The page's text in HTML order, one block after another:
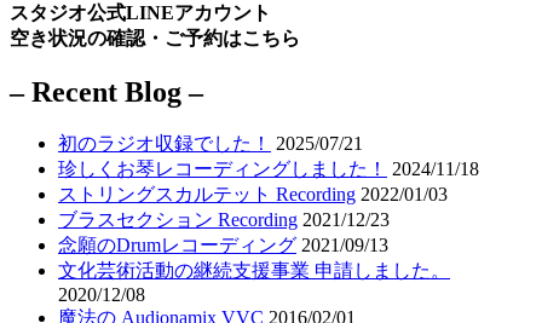
スタジオ公式LINEアカウント
空き状況の確認・ご予約はこちら
– Recent Blog –
初のラジオ収録でした！
2025/07/21
珍しくお琴レコーディングしました！
2024/11/18
ストリングスカルテット Recording 2022/01/03
ブラスセクション Recording 2021/12/23
念願のDrumレコーディング 2021/09/13
文化芸術活動の継続支援事業 申請しました。
2020/12/08
魔法の Audionamix VVC 2016/02/01